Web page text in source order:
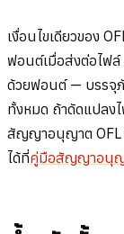
เงื่อนไขเดียวของ
ฟอนต์เมื่อส่งต่อไฟล์
ด้วยฟอนต์ — บรรจุ
ทั้งหมด ถ้าดัดแปลง
สัญญาอนุญาต OFL
ได้ที่คู่มือสัญญาอนุญ